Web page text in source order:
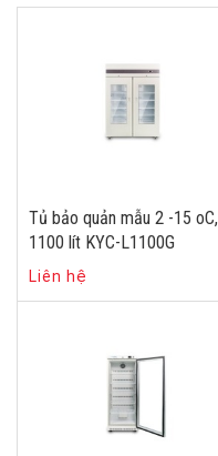
Tủ bảo quản mẫu 2 -15 oC,
1100 lít KYC-L1100G
Liên hệ